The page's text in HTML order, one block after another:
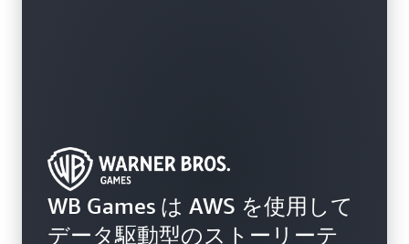
WB Games は AWS を使用して
データ駆動型のストーリーテ